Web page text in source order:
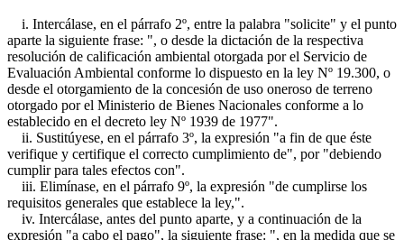
i. Intercálase, en el párrafo 2º, entre la palabra "solicite" y el punto
aparte la siguiente frase: ", o desde la dictación de la respectiva
resolución de calificación ambiental otorgada por el Servicio de
Evaluación Ambiental conforme lo dispuesto en la ley Nº 19.300, o
desde el otorgamiento de la concesión de uso oneroso de terreno
otorgado por el Ministerio de Bienes Nacionales conforme a lo
establecido en el decreto ley Nº 1939 de 1977".
ii. Sustitúyese, en el párrafo 3º, la expresión "a fin de que éste
verifique y certifique el correcto cumplimiento de", por "debiendo
cumplir para tales efectos con".
iii. Elimínase, en el párrafo 9º, la expresión "de cumplirse los
requisitos generales que establece la ley,".
iv. Intercálase, antes del punto aparte, y a continuación de la
expresión "a cabo el pago", la siguiente frase: ", en la medida que se